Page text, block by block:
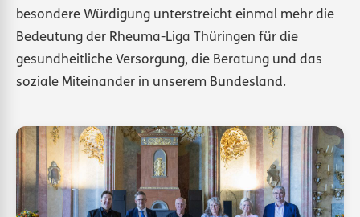
besondere Würdigung unterstreicht einmal mehr die
Bedeutung der Rheuma-Liga Thüringen für die
gesundheitliche Versorgung, die Beratung und das
soziale Miteinander in unserem Bundesland.